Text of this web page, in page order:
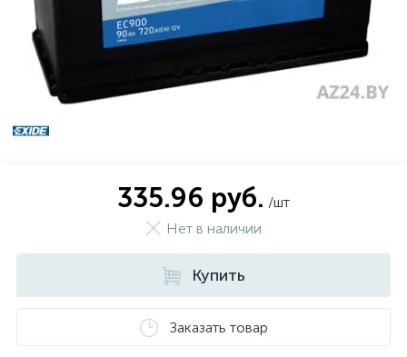
335.96 руб. /шт
Нет в наличии
Купить
Заказать товар
Зимние шины
Всесезонные шины
Грузовые шины
Мото шины